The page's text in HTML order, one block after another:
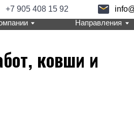
15 92 info@sk-ssi.ru
Направления
ковши и